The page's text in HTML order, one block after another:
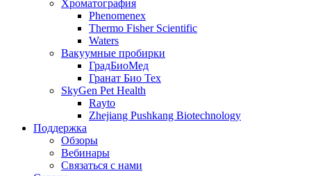
Хроматография
Phenomenex
Thermo Fisher Scientific
Waters
Вакуумные пробирки
ГрадБиоМед
Гранат Био Тех
SkyGen Pet Health
Rayto
Zhejiang Pushkang Biotechnology
Поддержка
Обзоры
Вебинары
Связаться с нами